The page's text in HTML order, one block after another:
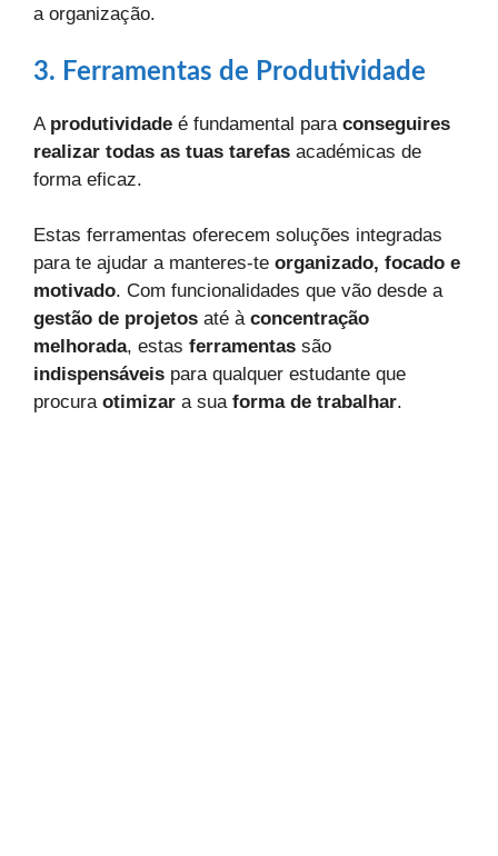
a organização.
3. Ferramentas de Produtividade
A produtividade é fundamental para conseguires
realizar todas as tuas tarefas académicas de
forma eficaz.
Estas ferramentas oferecem soluções integradas
para te ajudar a manteres-te organizado, focado e
motivado. Com funcionalidades que vão desde a
gestão de projetos até à concentração
melhorada, estas ferramentas são
indispensáveis para qualquer estudante que
procura otimizar a sua forma de trabalhar.